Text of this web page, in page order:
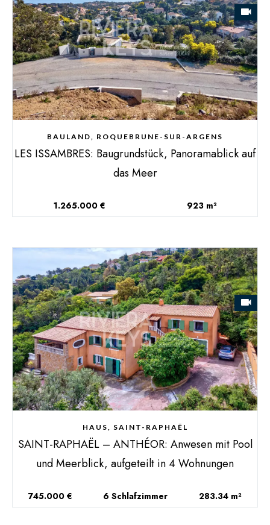
BAULAND, ROQUEBRUNE-SUR-ARGENS
LES ISSAMBRES: Baugrundstück, Panoramablick auf
das Meer
1.265.000 € 923 m²
HAUS, SAINT-RAPHAËL
SAINT-RAPHAËL – ANTHÉOR: Anwesen mit Pool
und Meerblick, aufgeteilt in 4 Wohnungen
745.000 € 6 Schlafzimmer 283.34 m²